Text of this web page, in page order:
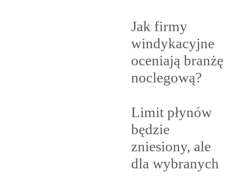
Jak firmy
windykacyjne
oceniają branżę
noclegową?
Limit płynów
będzie
zniesiony, ale
dla wybranych